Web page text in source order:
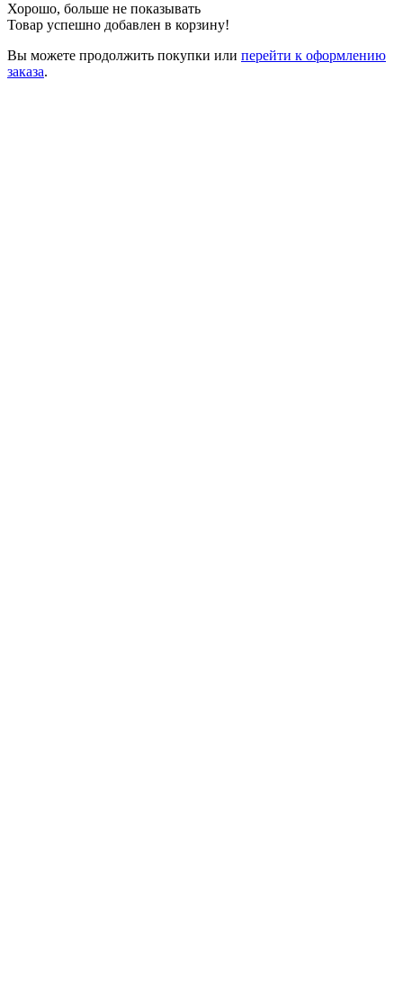
Хорошо, больше не показывать
Товар успешно добавлен в корзину!
Вы можете продолжить покупки или перейти к оформлению
заказа.